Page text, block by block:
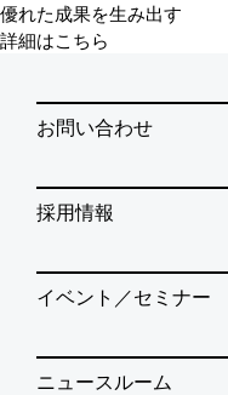
優れた成果を生み出す
詳細はこちら
お問い合わせ
採用情報
イベント／セミナー
ニュースルーム